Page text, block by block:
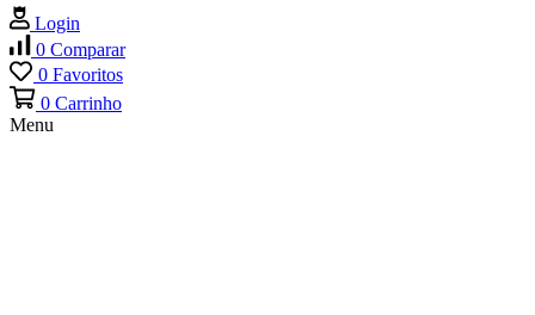
Login
0 Comparar
0 Favoritos
0 Carrinho
Menu